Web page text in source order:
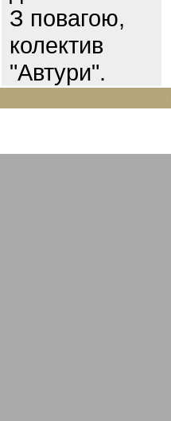
З повагою,
колектив
"Автури".